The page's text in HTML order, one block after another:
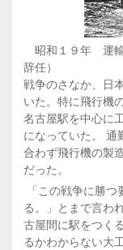
昭和１９年 運輸
辞任）
戦争のさなか、日
いた。特に飛行機
名古屋駅を中心に
になっていた。 通
合わず飛行機の製
だった。
「この戦争に勝
る。」とまで言わ
古屋間に駅をつく
るかわからない大